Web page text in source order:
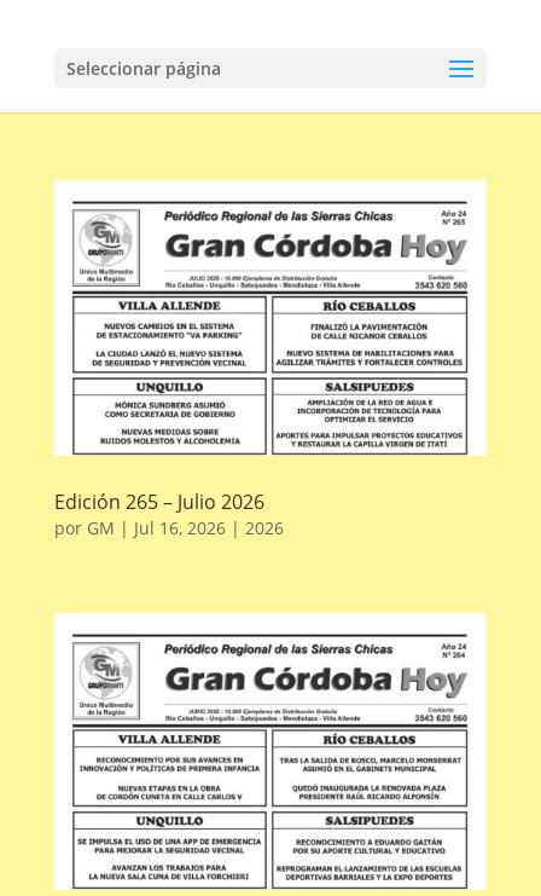
Seleccionar página
Edición 265 – Julio 2026
por GM | Jul 16, 2026| 2026